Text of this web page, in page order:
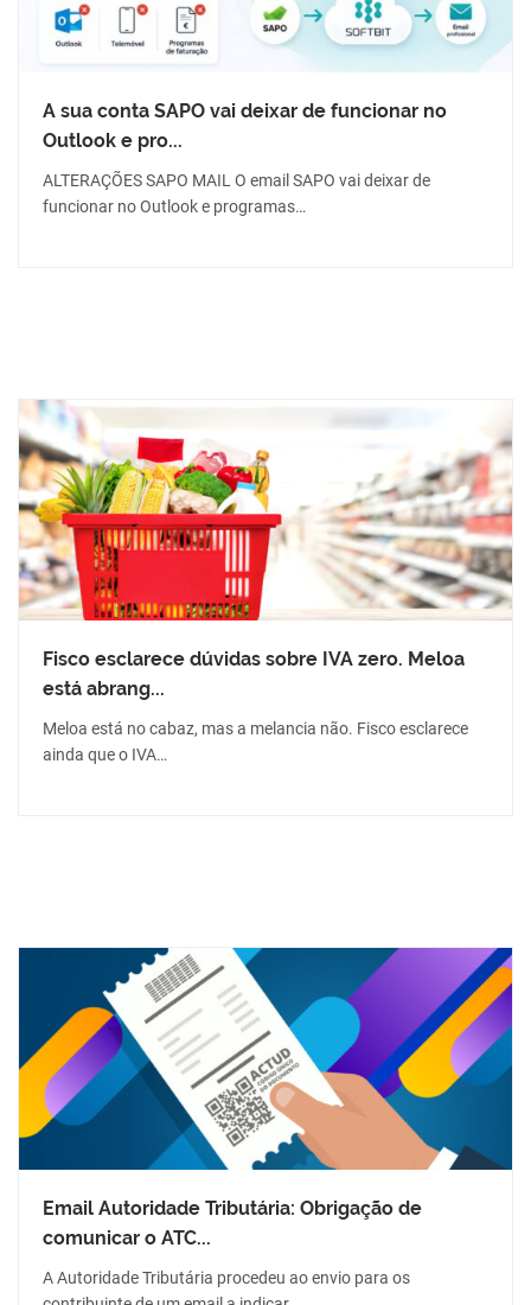
A sua conta SAPO vai deixar de funcionar no
Outlook e pro...
ALTERAÇÕES SAPO MAIL O email SAPO vai deixar de
funcionar no Outlook e programas…
Fisco esclarece dúvidas sobre IVA zero. Meloa
está abrang...
Meloa está no cabaz, mas a melancia não. Fisco esclarece
ainda que o IVA…
Email Autoridade Tributária: Obrigação de
comunicar o ATC...
A Autoridade Tributária procedeu ao envio para os